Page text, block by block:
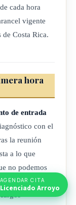
cada hora
vigente
Costa Rica.
hora
de entrada
con el
la reunión
a lo que
no podemos
por su tema,
AGENDAR CITA
Licenciado Arroyo